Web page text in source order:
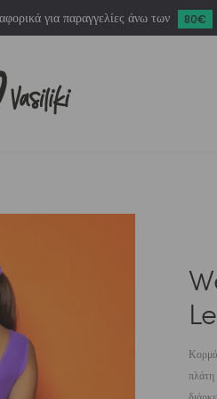
για παραγγελίες άνω των 80€
πλάτη